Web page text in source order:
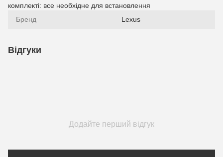
комплекті: все необхідне для встановлення
Бренд
Lexus
Відгуки
Додайте перший відгук